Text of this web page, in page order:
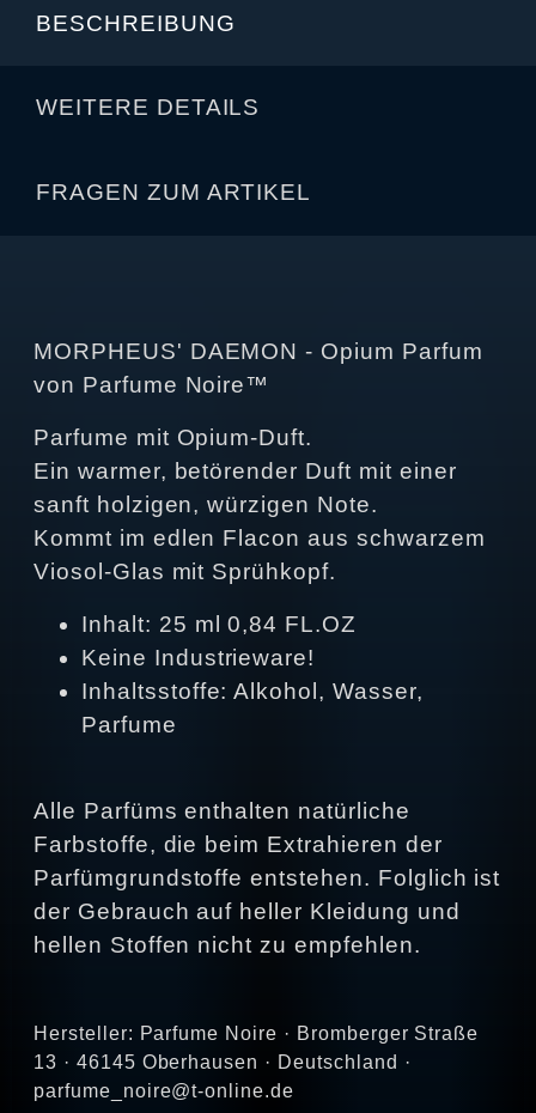
BESCHREIBUNG
WEITERE DETAILS
FRAGEN ZUM ARTIKEL
MORPHEUS' DAEMON - Opium Parfum
von Parfume Noire™
Parfume mit Opium-Duft.
Ein warmer, betörender Duft mit einer
sanft holzigen, würzigen Note.
Kommt im edlen Flacon aus schwarzem
Viosol-Glas mit Sprühkopf.
Inhalt: 25 ml 0,84 FL.OZ
Keine Industrieware!
Inhaltsstoffe: Alkohol, Wasser,
Parfume
Alle Parfüms enthalten natürliche
Farbstoffe, die beim Extrahieren der
Parfümgrundstoffe entstehen. Folglich ist
der Gebrauch auf heller Kleidung und
hellen Stoffen nicht zu empfehlen.
Hersteller: Parfume Noire · Bromberger Straße
13 · 46145 Oberhausen · Deutschland ·
parfume_noire@t-online.de